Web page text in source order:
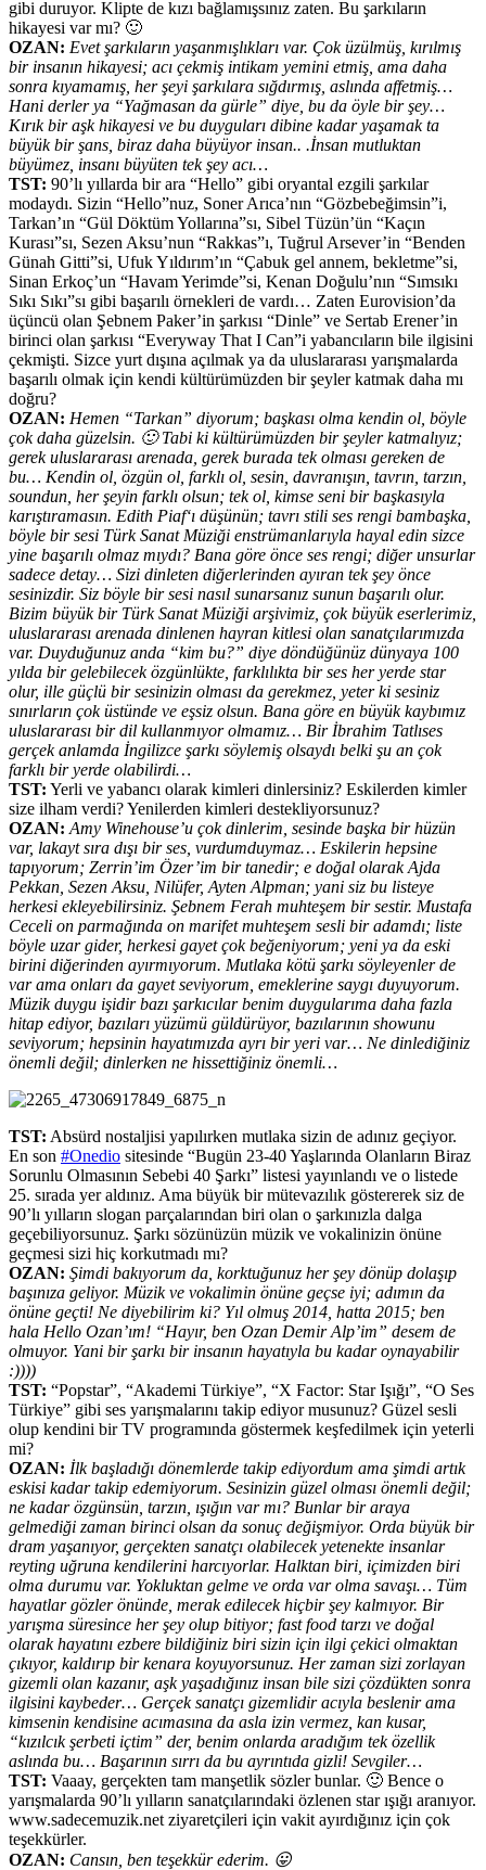
gibi duruyor. Klipte de kızı bağlamışsınız zaten. Bu şarkıların
hikayesi var mı? 🙂
OZAN: Evet şarkıların yaşanmışlıkları var. Çok üzülmüş, kırılmış
bir insanın hikayesi; acı çekmiş intikam yemini etmiş, ama daha
sonra kıyamamış, her şeyi şarkılara sığdırmış, aslında affetmiş…
Hani derler ya “Yağmasan da gürle” diye, bu da öyle bir şey…
Kırık bir aşk hikayesi ve bu duyguları dibine kadar yaşamak ta
büyük bir şans, biraz daha büyüyor insan.. .İnsan mutluktan
büyümez, insanı büyüten tek şey acı…
TST: 90’lı yıllarda bir ara “Hello” gibi oryantal ezgili şarkılar
modaydı. Sizin “Hello”nuz, Soner Arıca’nın “Gözbebeğimsin”i,
Tarkan’ın “Gül Döktüm Yollarına”sı, Sibel Tüzün’ün “Kaçın
Kurası”sı, Sezen Aksu’nun “Rakkas”ı, Tuğrul Arsever’in “Benden
Günah Gitti”si, Ufuk Yıldırım’ın “Çabuk gel annem, bekletme”si,
Sinan Erkoç’un “Havam Yerimde”si, Kenan Doğulu’nın “Sımsıkı
Sıkı Sıkı”sı gibi başarılı örnekleri de vardı… Zaten Eurovision’da
üçüncü olan Şebnem Paker’in şarkısı “Dinle” ve Sertab Erener’in
birinci olan şarkısı “Everyway That I Can”i yabancıların bile ilgisini
çekmişti. Sizce yurt dışına açılmak ya da uluslararası yarışmalarda
başarılı olmak için kendi kültürümüzden bir şeyler katmak daha mı
doğru?
OZAN: Hemen “Tarkan” diyorum; başkası olma kendin ol, böyle
çok daha güzelsin. 🙂 Tabi ki kültürümüzden bir şeyler katmalıyız;
gerek uluslararası arenada, gerek burada tek olması gereken de
bu… Kendin ol, özgün ol, farklı ol, sesin, davranışın, tavrın, tarzın,
soundun, her şeyin farklı olsun; tek ol, kimse seni bir başkasıyla
karıştıramasın. Edith Piaf‘ı düşünün; tavrı stili ses rengi bambaşka,
böyle bir sesi Türk Sanat Müziği enstrümanlarıyla hayal edin sizce
yine başarılı olmaz mıydı? Bana göre önce ses rengi; diğer unsurlar
sadece detay… Sizi dinleten diğerlerinden ayıran tek şey önce
sesinizdir. Siz böyle bir sesi nasıl sunarsanız sunun başarılı olur.
Bizim büyük bir Türk Sanat Müziği arşivimiz, çok büyük eserlerimiz,
uluslararası arenada dinlenen hayran kitlesi olan sanatçılarımızda
var. Duyduğunuz anda “kim bu?” diye döndüğünüz dünyaya 100
yılda bir gelebilecek özgünlükte, farklılıkta bir ses her yerde star
olur, ille güçlü bir sesinizin olması da gerekmez, yeter ki sesiniz
sınırların çok üstünde ve eşsiz olsun. Bana göre en büyük kaybımız
uluslararası bir dil kullanmıyor olmamız… Bir İbrahim Tatlıses
gerçek anlamda İngilizce şarkı söylemiş olsaydı belki şu an çok
farklı bir yerde olabilirdi…
TST: Yerli ve yabancı olarak kimleri dinlersiniz? Eskilerden kimler
size ilham verdi? Yenilerden kimleri destekliyorsunuz?
OZAN: Amy Winehouse’u çok dinlerim, sesinde başka bir hüzün
var, lakayt sıra dışı bir ses, vurdumduymaz… Eskilerin hepsine
tapıyorum; Zerrin’im Özer’im bir tanedir; e doğal olarak Ajda
Pekkan, Sezen Aksu, Nilüfer, Ayten Alpman; yani siz bu listeye
herkesi ekleyebilirsiniz. Şebnem Ferah muhteşem bir sestir. Mustafa
Ceceli on parmağında on marifet muhteşem sesli bir adamdı; liste
böyle uzar gider, herkesi gayet çok beğeniyorum; yeni ya da eski
birini diğerinden ayırmıyorum. Mutlaka kötü şarkı söyleyenler de
var ama onları da gayet seviyorum, emeklerine saygı duyuyorum.
Müzik duygu işidir bazı şarkıcılar benim duygularıma daha fazla
hitap ediyor, bazıları yüzümü güldürüyor, bazılarının showunu
seviyorum; hepsinin hayatımızda ayrı bir yeri var… Ne dinlediğiniz
önemli değil; dinlerken ne hissettiğiniz önemli…
TST: Absürd nostaljisi yapılırken mutlaka sizin de adınız geçiyor.
En son #Onedio sitesinde “Bugün 23-40 Yaşlarında Olanların Biraz
Sorunlu Olmasının Sebebi 40 Şarkı” listesi yayınlandı ve o listede
25. sırada yer aldınız. Ama büyük bir mütevazılık göstererek siz de
90’lı yılların slogan parçalarından biri olan o şarkınızla dalga
geçebiliyorsunuz. Şarkı sözünüzün müzik ve vokalinizin önüne
geçmesi sizi hiç korkutmadı mı?
OZAN: Şimdi bakıyorum da, korktuğunuz her şey dönüp dolaşıp
başınıza geliyor. Müzik ve vokalimin önüne geçse iyi; adımın da
önüne geçti! Ne diyebilirim ki? Yıl olmuş 2014, hatta 2015; ben
hala Hello Ozan’ım! “Hayır, ben Ozan Demir Alp’im” desem de
olmuyor. Yani bir şarkı bir insanın hayatıyla bu kadar oynayabilir
:))))
TST: “Popstar”, “Akademi Türkiye”, “X Factor: Star Işığı”, “O Ses
Türkiye” gibi ses yarışmalarını takip ediyor musunuz? Güzel sesli
olup kendini bir TV programında göstermek keşfedilmek için yeterli
mi?
OZAN: İlk başladığı dönemlerde takip ediyordum ama şimdi artık
eskisi kadar takip edemiyorum. Sesinizin güzel olması önemli değil;
ne kadar özgünsün, tarzın, ışığın var mı? Bunlar bir araya
gelmediği zaman birinci olsan da sonuç değişmiyor. Orda büyük bir
dram yaşanıyor, gerçekten sanatçı olabilecek yetenekte insanlar
reyting uğruna kendilerini harcıyorlar. Halktan biri, içimizden biri
olma durumu var. Yokluktan gelme ve orda var olma savaşı… Tüm
hayatlar gözler önünde, merak edilecek hiçbir şey kalmıyor. Bir
yarışma süresince her şey olup bitiyor; fast food tarzı ve doğal
olarak hayatını ezbere bildiğiniz biri sizin için ilgi çekici olmaktan
çıkıyor, kaldırıp bir kenara koyuyorsunuz. Her zaman sizi zorlayan
gizemli olan kazanır, aşk yaşadığınız insan bile sizi çözdükten sonra
ilgisini kaybeder… Gerçek sanatçı gizemlidir acıyla beslenir ama
kimsenin kendisine acımasına da asla izin vermez, kan kusar,
“kızılcık şerbeti içtim” der, benim onlarda aradığım tek özellik
aslında bu… Başarının sırrı da bu ayrıntıda gizli! Sevgiler…
TST: Vaaay, gerçekten tam manşetlik sözler bunlar. 🙂 Bence o
yarışmalarda 90’lı yılların sanatçılarındaki özlenen star ışığı aranıyor.
www.sadecemuzik.net ziyaretçileri için vakit ayırdığınız için çok
teşekkürler.
OZAN: Cansın, ben teşekkür ederim. 😛